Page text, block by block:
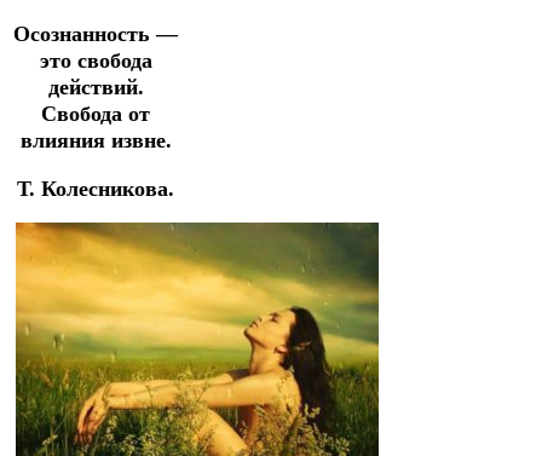
Осознанность —
это свобода
действий.
Свобода от
влияния извне.
Т. Колесникова.